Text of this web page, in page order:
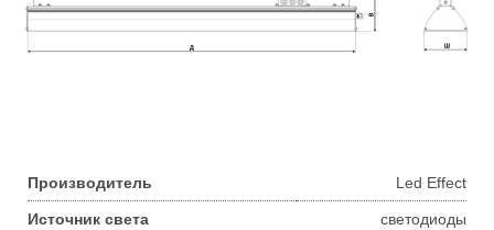
Производитель Led Effect
Источник света светодиоды